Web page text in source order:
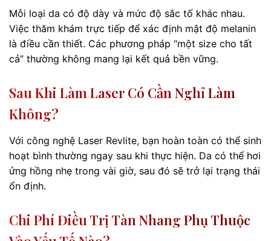
Mỗi loại da có độ dày và mức độ sắc tố khác nhau.
Việc thăm khám trực tiếp để xác định mật độ melanin
là điều cần thiết. Các phương pháp “một size cho tất
cả” thường không mang lại kết quả bền vững.
Sau Khi Làm Laser Có Cần Nghỉ Làm
Không?
Với công nghệ Laser Revlite, bạn hoàn toàn có thể sinh
hoạt bình thường ngay sau khi thực hiện. Da có thể hơi
ửng hồng nhẹ trong vài giờ, sau đó sẽ trở lại trạng thái
ổn định.
Chi Phí Điều Trị Tàn Nhang Phụ Thuộc